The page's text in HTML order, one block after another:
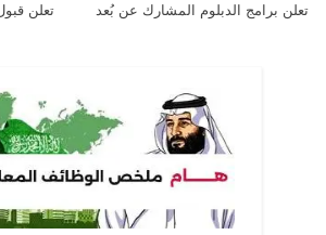
تعلن برامج الدبلوم المشارك عن بُعد
تعلن